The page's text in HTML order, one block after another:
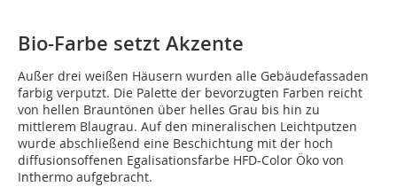
Bio-Farbe setzt Akzente
Außer drei weißen Häusern wurden alle Gebäudefassaden
farbig verputzt. Die Palette der bevorzugten Farben reicht
von hellen Brauntönen über helles Grau bis hin zu
mittlerem Blaugrau. Auf den mineralischen Leichtputzen
wurde abschließend eine Beschichtung mit der hoch
diffusionsoffenen Egalisationsfarbe HFD-Color Öko von
Inthermo aufgebracht.